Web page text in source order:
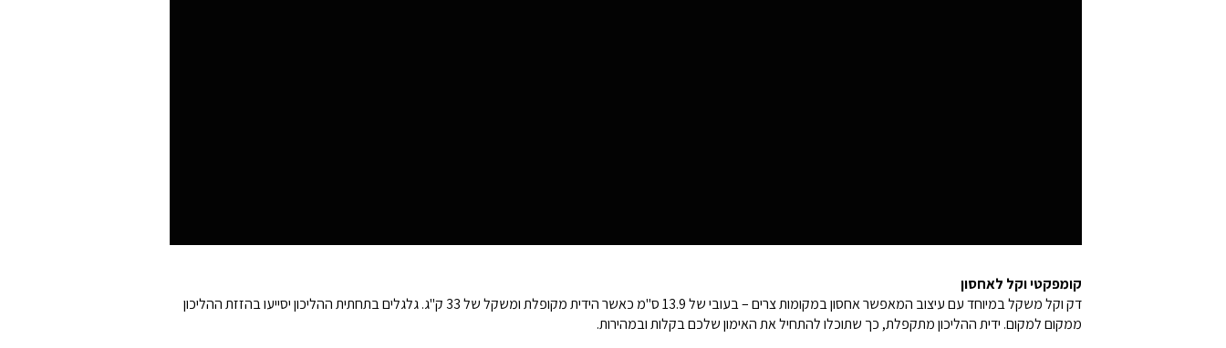
קומפקטי וקל לאחסון
דק וקל משקל במיוחד עם עיצוב המאפשר אחסון במקומות צרים – בעובי של 13.9 ס"מ כאשר הידית מקופלת ומשקל של 33 ק"ג. גלגלים בתחתית ההליכון יסייעו בהזזת ההליכון
ממקום למקום. ידית ההליכון מתקפלת, כך שתוכלו להתחיל את האימון שלכם בקלות ובמהירות.